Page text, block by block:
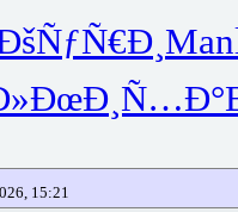
ÐœÐ¸Ñ…Ð°
15:21